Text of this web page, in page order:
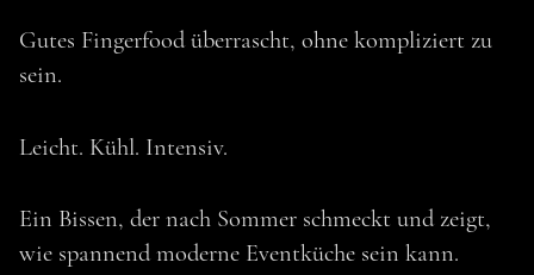
Gutes Fingerfood überrascht, ohne kompliziert zu
sein.
Leicht. Kühl. Intensiv.
Ein Bissen, der nach Sommer schmeckt und zeigt,
wie spannend moderne Eventküche sein kann.